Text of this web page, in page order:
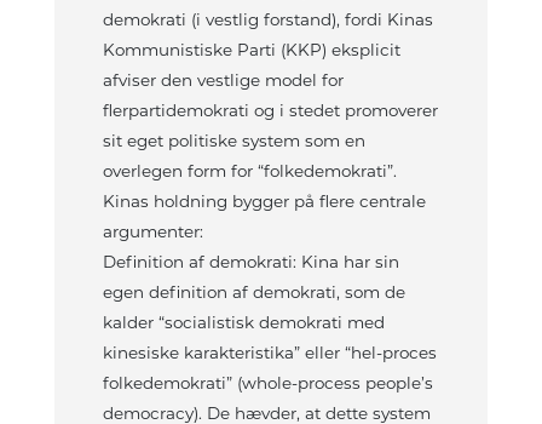
demokrati (i vestlig forstand), fordi Kinas
Kommunistiske Parti (KKP) eksplicit
afviser den vestlige model for
flerpartidemokrati og i stedet promoverer
sit eget politiske system som en
overlegen form for “folkedemokrati”.
Kinas holdning bygger på flere centrale
argumenter:
Definition af demokrati: Kina har sin
egen definition af demokrati, som de
kalder “socialistisk demokrati med
kinesiske karakteristika” eller “hel-proces
folkedemokrati” (whole-process people’s
democracy). De hævder, at dette system